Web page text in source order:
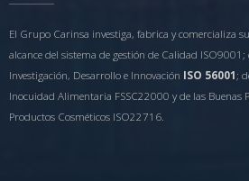
El Grupo Carinsa investiga, fabrica y comercializa
alcance del sistema de gestión de Calidad ISO9001;
Investigación, Desarrollo e Innovación ISO 56001 ;
Inocuidad Alimentaria FSSC22000 y de las Buenas
Productos Cosméticos ISO22716.